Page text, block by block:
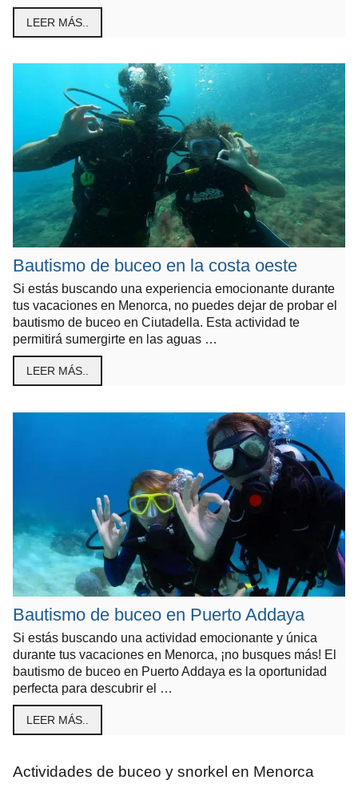
LEER MÁS..
Bautismo de buceo en la costa oeste
Si estás buscando una experiencia emocionante durante
tus vacaciones en Menorca, no puedes dejar de probar el
bautismo de buceo en Ciutadella. Esta actividad te
permitirá sumergirte en las aguas …
LEER MÁS..
Bautismo de buceo en Puerto Addaya
Si estás buscando una actividad emocionante y única
durante tus vacaciones en Menorca, ¡no busques más! El
bautismo de buceo en Puerto Addaya es la oportunidad
perfecta para descubrir el …
LEER MÁS..
Actividades de buceo y snorkel en Menorca